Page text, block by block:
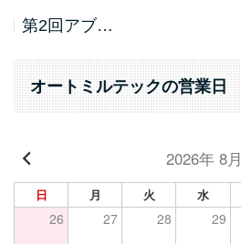
第2回アブ…
オートミルテックの営業日
2026年 8月
日 月 火 水
26 27 28 29